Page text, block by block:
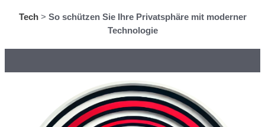
Tech> So schützen Sie Ihre Privatsphäre mit moderner
Technologie